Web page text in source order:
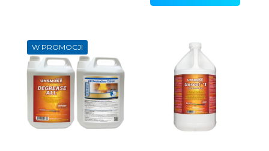
produkt
wariantów.
można
wybrać
stronie
produktu
W PROMOCJI